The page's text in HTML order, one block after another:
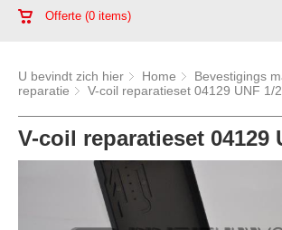
Offerte (0 items)
U bevindt zich hier Home Bevestigings
reparatie
V-coil reparatieset 04129 UNF 1/2
V-coil reparatieset 04129